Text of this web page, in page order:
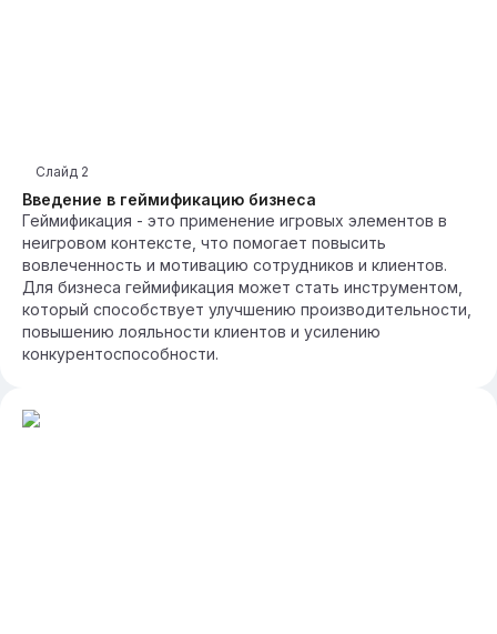
Введение в геймификацию бизнеса
Слайд 2
Геймификация - это применение игровых элементов в
неигровом контексте, что помогает повысить
вовлеченность и мотивацию сотрудников и клиентов.
Для бизнеса геймификация может стать инструментом,
который способствует улучшению производительности,
повышению лояльности клиентов и усилению
конкурентоспособности.